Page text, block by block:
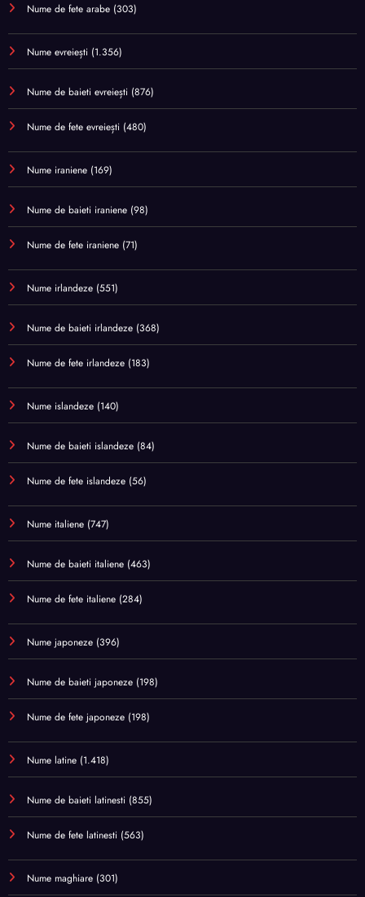
Nume de fete arabe (303)
Nume evreiești (1.356)
Nume de baieti evreiești (876)
Nume de fete evreiești (480)
Nume iraniene (169)
Nume de baieti iraniene (98)
Nume de fete iraniene (71)
Nume irlandeze (551)
Nume de baieti irlandeze (368)
Nume de fete irlandeze (183)
Nume islandeze (140)
Nume de baieti islandeze (84)
Nume de fete islandeze (56)
Nume italiene (747)
Nume de baieti italiene (463)
Nume de fete italiene (284)
Nume japoneze (396)
Nume de baieti japoneze (198)
Nume de fete japoneze (198)
Nume latine (1.418)
Nume de baieti latinesti (855)
Nume de fete latinesti (563)
Nume maghiare (301)